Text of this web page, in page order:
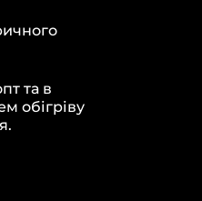
та в
обігріву